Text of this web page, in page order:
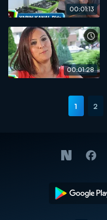
00:01:13
00:01:28
1 2